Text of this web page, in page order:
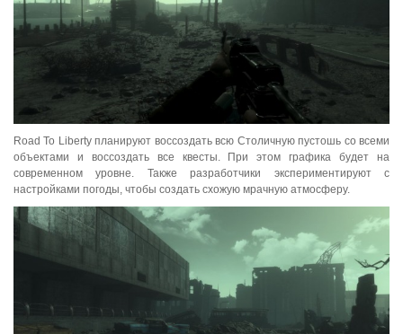
Road To Liberty планируют воссоздать всю Столичную пустошь со всеми
объектами и воссоздать все квесты. При этом графика будет на
современном уровне. Также разработчики экспериментируют с
настройками погоды, чтобы создать схожую мрачную атмосферу.